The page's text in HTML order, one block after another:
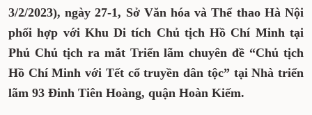
3/2/2023), ngày 27-1, Sở Văn hóa và Thể thao Hà Nội
phối hợp với Khu Di tích Chủ tịch Hồ Chí Minh tại
Phủ Chủ tịch ra mắt Triển lãm chuyên đề “Chủ tịch
Hồ Chí Minh với Tết cổ truyền dân tộc” tại Nhà triển
lãm 93 Đinh Tiên Hoàng, quận Hoàn Kiếm.